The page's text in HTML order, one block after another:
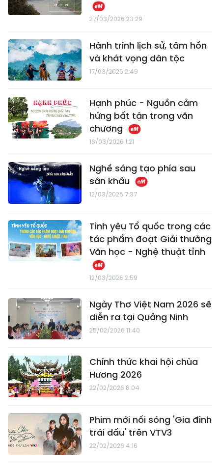
27/03/2026 23:29
Hành trình lịch sử, tâm hồn
và khát vọng dân tộc
17/03/2026 2:49
Hạnh phúc - Nguồn cảm
hứng bất tận trong văn
chương
16/03/2026 1:21
Nghề sáng tạo phía sau
sân khấu
12/03/2026 7:37
Tình yêu Tổ quốc trong các
tác phẩm đoạt Giải thưởng
Văn học - Nghệ thuật tỉnh
12/03/2026 2:59
Ngày Thơ Việt Nam 2026 sẽ
diễn ra tại Quảng Ninh
25/02/2026 11:40
Chính thức khai hội chùa
Hương 2026
22/02/2026 8:04
Phim mới nối sóng 'Gia đình
trái dấu' trên VTV3
22/02/2026 4:16